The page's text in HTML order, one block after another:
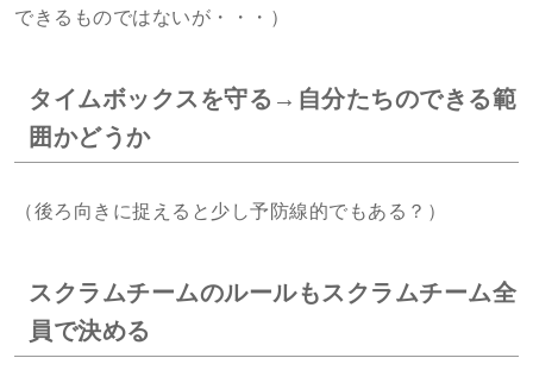
できるものではないが・・・）
タイムボックスを守る→自分たちのできる範
囲かどうか
（後ろ向きに捉えると少し予防線的でもある？）
スクラムチームのルールもスクラムチーム全
員で決める